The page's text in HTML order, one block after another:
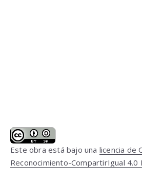
Este obra está bajo una licencia de
Reconocimiento-CompartirIgual 4.0